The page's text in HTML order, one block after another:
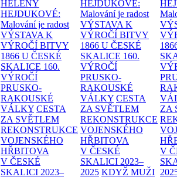
HELENY
HEJDUKOVÉ:
Malování je radost
VÝSTAVA K
VÝROČÍ BITVY
1866 U ČESKÉ
SKALICE 160.
VÝROČÍ
PRUSKO-
RAKOUSKÉ
VÁLKY CESTA
ZA SVĚTLEM
REKONSTRUKCE
VOJENSKÉHO
HŘBITOVA
V ČESKÉ
SKALICI 2023–
HEJDUKOVÉ:
Malování je radost
VÝSTAVA K
VÝROČÍ BITVY
1866 U ČESKÉ
SKALICE 160.
VÝROČÍ
PRUSKO-
RAKOUSKÉ
VÁLKY CESTA
ZA SVĚTLEM
REKONSTRUKCE
VOJENSKÉHO
HŘBITOVA
V ČESKÉ
SKALICI 2023–
2025 KDYŽ MUŽI
ZA
V